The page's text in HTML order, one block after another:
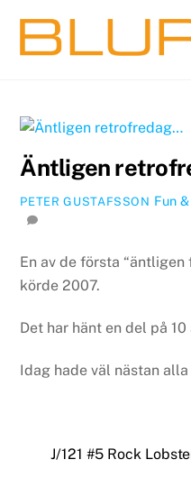
content
Äntligen
PETER GUSTAFSSON Fun
En av de första
körde 2007.
Det har hänt en del på 10
Idag hade väl nästan
J/121 #5 Rock